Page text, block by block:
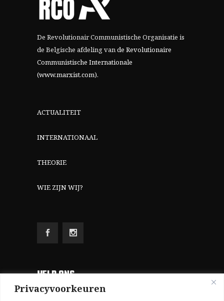
Privacyvoorkeuren
De Revolutionair Communistische Organisatie is
de Belgische afdeling vande Revolutionaire
Communistische Internationale
(www.marxist.com).
ACTUALITEIT
INTERNATIONAAL
THEORIE
WIE ZIJN WIJ?
HELP ONS